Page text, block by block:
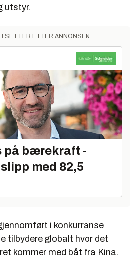
utstyr.
ETTER ANNONSEN
på bærekraft -
med 82,5
i konkurranse
tilbydere globalt hvor det
kommer med båt fra Kina.